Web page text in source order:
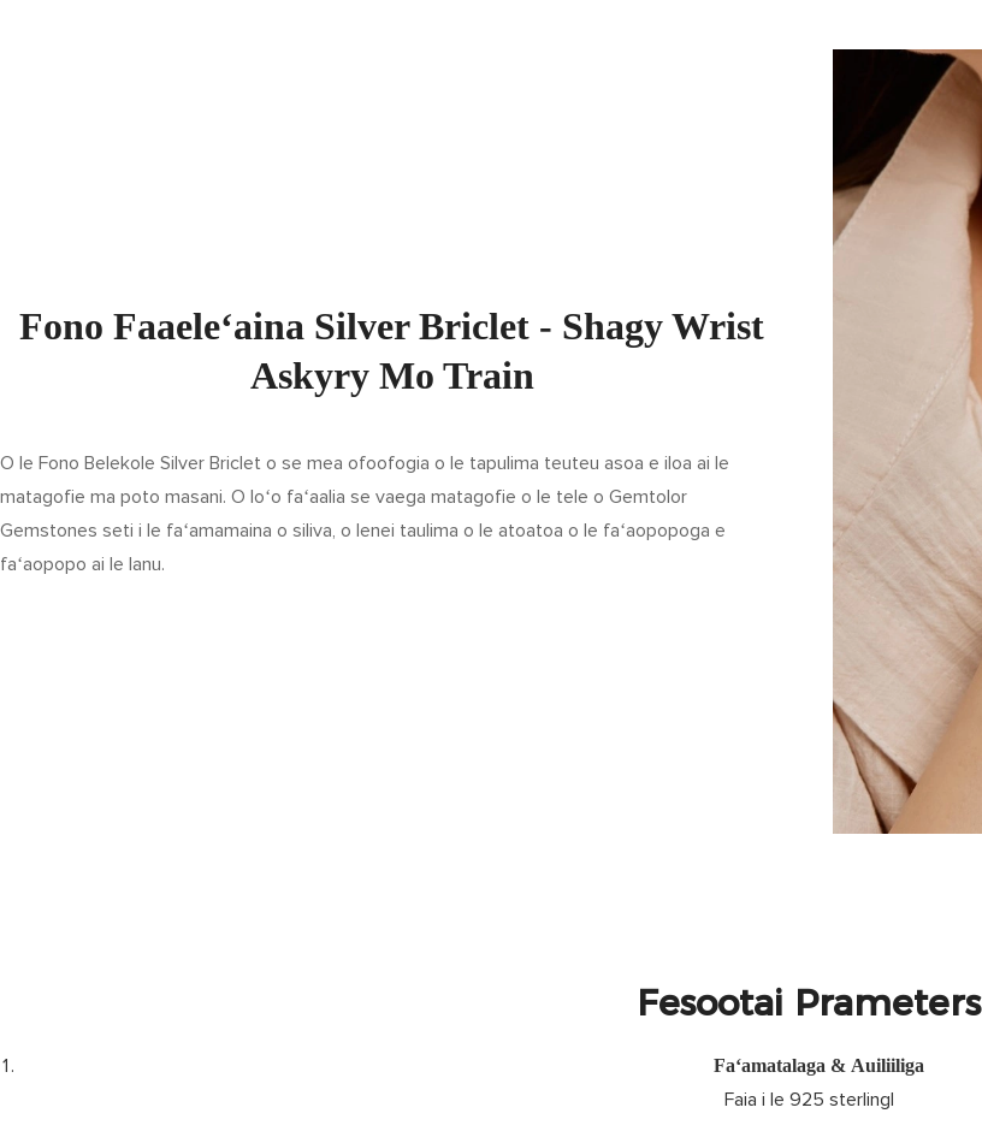
Fono Faaeleʻaina Silver Briclet - Shagy Wrist
Askyry Mo Train
O le Fono Belekole Silver Briclet o se mea ofoofogia o le tapulima teuteu asoa e iloa ai le
matagofie ma poto masani. O loʻo faʻaalia se vaega matagofie o le tele o Gemtolor
Gemstones seti i le faʻamamaina o siliva, o lenei taulima o le atoatoa o le faʻaopopoga e
faʻaopopo ai le lanu.
Fesootai Prameters
Faʻamatalaga & Auiliiliga
Faia i le 925 sterlingl